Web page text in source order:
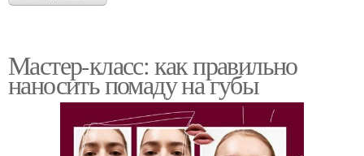
Мастер-класс: как правильно
наносить помаду на губы